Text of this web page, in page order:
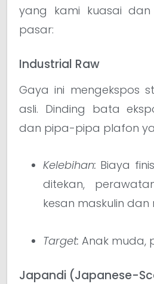
yang kami kuasai dan
pasar:
Industrial Raw
Gaya ini mengekspos
asli. Dinding bata
dan pipa-pipa plafon
Kelebihan: Biaya
ditekan,
kesan maskulin dan
Target: Anak muda,
Japandi (Japanese-